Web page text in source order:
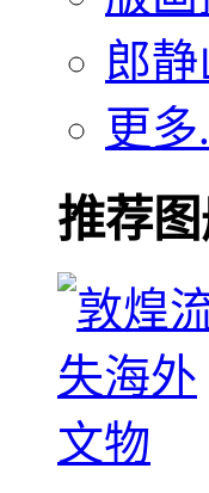
郎静
更多
推荐